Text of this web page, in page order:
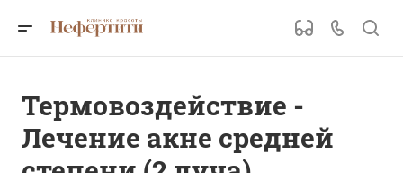
Термовоздействие -
Лечение акне средней